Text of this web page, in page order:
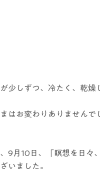
少しずつ、冷たく、乾燥
はお変わりありませんで
9月10日、「瞑想を日々
いました。